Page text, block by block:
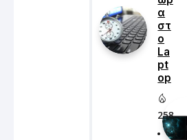
τεχνολογίες και νέες επιδόσεις
σύγκριση με το παρελθόν η
επεξεργαστών έχει απογειωθεί
σχεδιασμό και τα νέα chipsets .
που θα
λίστα θα σε συντροφεύσουν για